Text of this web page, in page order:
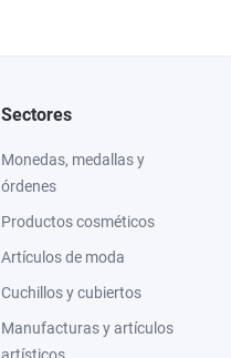
Sectores
Monedas, medallas y
órdenes
Productos cosméticos
Artículos de moda
Cuchillos y cubiertos
Manufacturas y artículos